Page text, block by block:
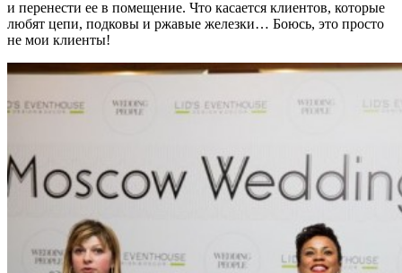
и перенести ее в помещение. Что касается клиентов, которые
любят цепи, подковы и ржавые железки… Боюсь, это просто
не мои клиенты!